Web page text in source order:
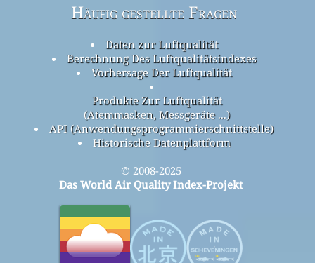
Häufig gestellte Fragen
Daten zur Luftqualität
Berechnung Des Luftqualitätsindexes
Vorhersage Der Luftqualität
Produkte Zur Luftqualität
(Atemmasken, Messgeräte ...)
API (Anwendungsprogrammierschnittstelle)
Historische Datenplattform
© 2008-2025
Das World Air Quality Index-Projekt